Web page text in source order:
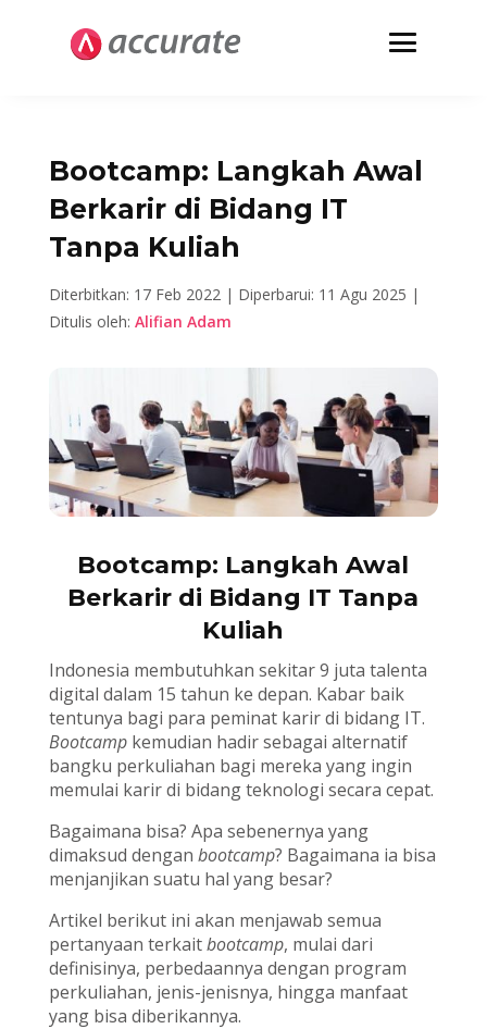
Bootcamp: Langkah Awal
Berkarir di Bidang IT
Tanpa Kuliah
Diterbitkan: 17 Feb 2022 | Diperbarui: 11 Agu 2025 |
Ditulis oleh: Alifian Adam
Bootcamp: Langkah Awal
Berkarir di Bidang IT Tanpa
Kuliah
Indonesia membutuhkan sekitar 9 juta talenta
digital dalam 15 tahun ke depan. Kabar baik
tentunya bagi para peminat karir di bidang IT.
Bootcampkemudian hadir sebagai alternatif
bangku perkuliahan bagi mereka yang ingin
memulai karir di bidang teknologi secara cepat.
Bagaimana bisa? Apa sebenernya yang
dimaksud dengan bootcamp? Bagaimana ia bisa
menjanjikan suatu hal yang besar?
Artikel berikut ini akan menjawab semua
pertanyaan terkaitbootcamp, mulai dari
definisinya, perbedaannya dengan program
perkuliahan, jenis-jenisnya, hingga manfaat
yang bisa diberikannya.